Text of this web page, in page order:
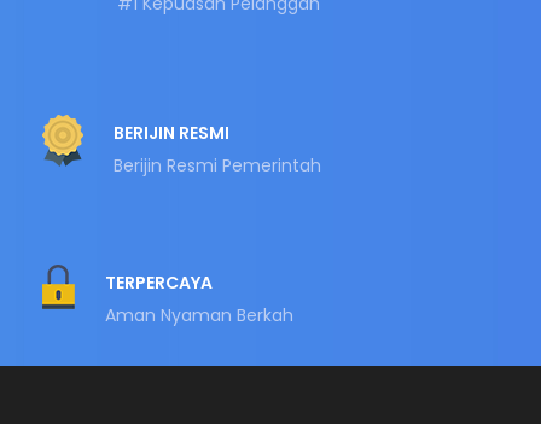
BERIJIN RESMI
Berijin Resmi Pemerintah
TERPERCAYA
Aman Nyaman Berkah